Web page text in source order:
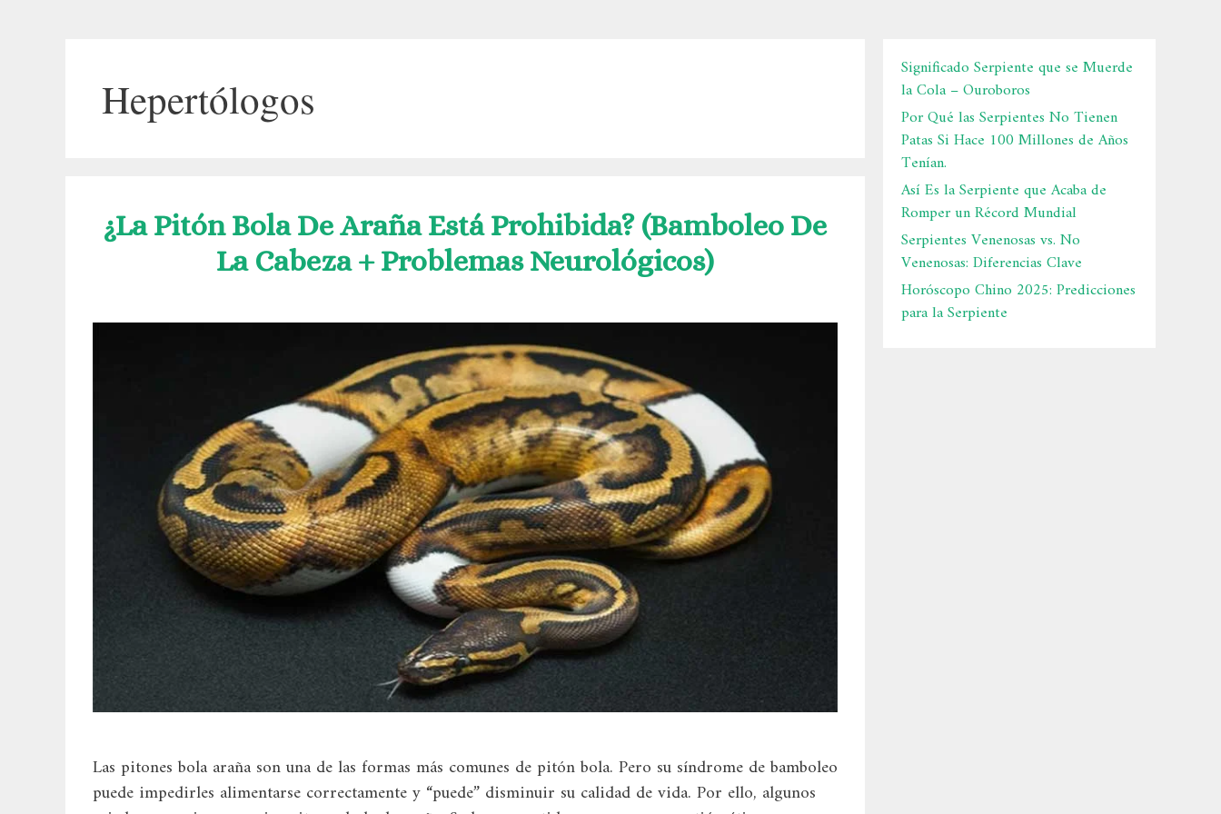
Hepertólogos
¿La Pitón Bola De Araña Está Prohibida? (Bamboleo De
La Cabeza + Problemas Neurológicos)
Las pitones bola araña son una de las formas más comunes de pitón bola. Pero su síndrome de bamboleo
puede impedirles alimentarse correctamente y “puede” disminuir su calidad de vida. Por ello, algunos
Significado Serpiente que se Muerde
la Cola – Ouroboros
Por Qué las Serpientes No Tienen
Patas Si Hace 100 Millones de Años
Tenían.
Así Es la Serpiente que Acaba de
Romper un Récord Mundial
Serpientes Venenosas vs. No
Venenosas: Diferencias Clave
Horóscopo Chino 2025: Predicciones
para la Serpiente